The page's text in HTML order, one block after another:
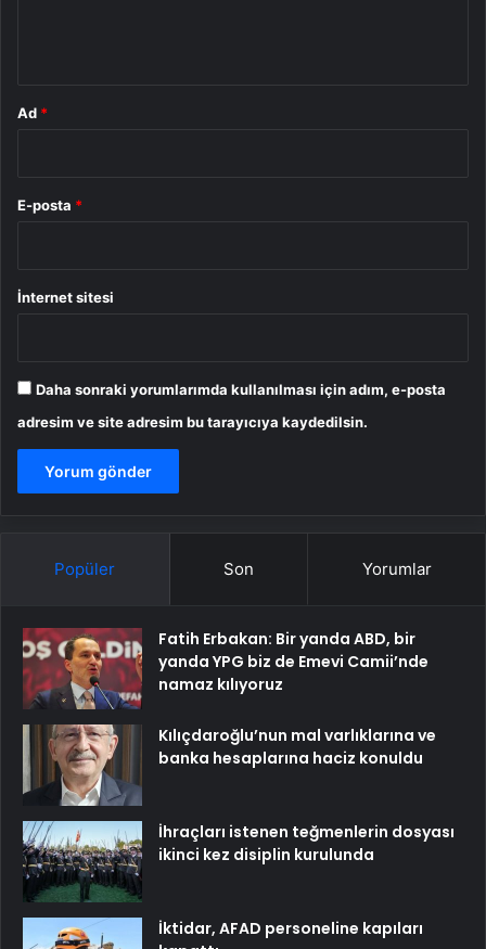
Ad *
E-posta *
İnternet sitesi
Daha sonraki yorumlarımda kullanılması için adım, e-posta
adresim ve site adresim bu tarayıcıya kaydedilsin.
Popüler Son Yorumlar
Fatih Erbakan: Bir yanda ABD, bir
yanda YPG biz de Emevi Camii’nde
namaz kılıyoruz
Kılıçdaroğlu’nun mal varlıklarına ve
banka hesaplarına haciz konuldu
İhraçları istenen teğmenlerin dosyası
ikinci kez disiplin kurulunda
İktidar, AFAD personeline kapıları